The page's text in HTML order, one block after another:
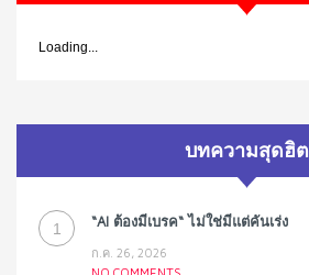
Loading...
บทความสุดฮิต
1 “AI ต้องมีเบรค“ ไม่ใช่มีแต่คันเร่ง
ก.ค. 26, 2026
NO COMMENTS